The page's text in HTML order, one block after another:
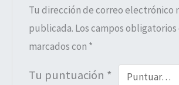
Tu dirección de correo electrónico
publicada. Los campos obligatorios
marcados con *
Tu puntuación *